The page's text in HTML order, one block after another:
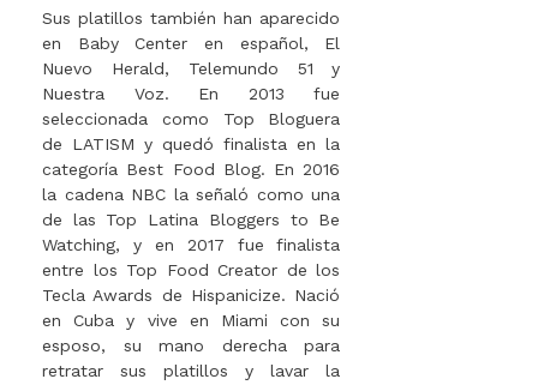
Sus platillos también han aparecido
en Baby Center en español, El
Nuevo Herald, Telemundo 51 y
Nuestra Voz. En 2013 fue
seleccionada como Top Bloguera
de LATISM y quedó finalista en la
categoría Best Food Blog. En 2016
la cadena NBC la señaló como una
de las Top Latina Bloggers to Be
Watching, y en 2017 fue finalista
entre los Top Food Creator de los
Tecla Awards de Hispanicize. Nació
en Cuba y vive en Miami con su
esposo, su mano derecha para
retratar sus platillos y lavar la